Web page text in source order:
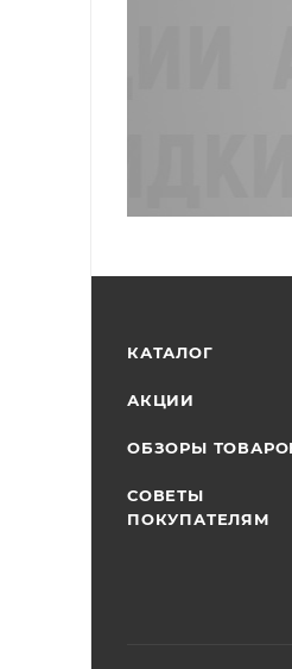
КАТАЛОГ
АКЦИИ
ОБЗОРЫ
СОВЕТЫ
ПОКУПАТЕЛЯМ